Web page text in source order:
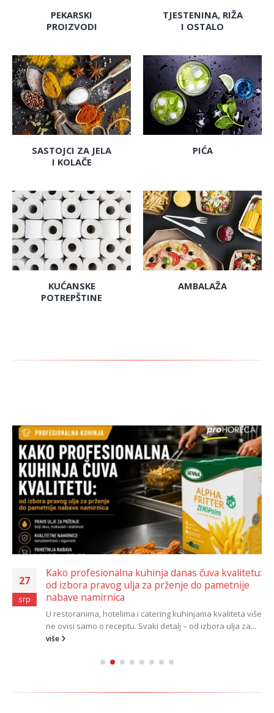
PEKARSKI
PROIZVODI
TJESTENINA, RIŽA
I OSTALO
SASTOJCI ZA JELA
I KOLAČE
PIĆA
KUĆANSKE
POTREPŠTINE
AMBALAŽA
27
srp
Kako profesionalna kuhinja danas čuva kvalitetu:
od izbora pravog ulja za prženje do pametnije
nabave namirnica
U restoranima, hotelima i catering kuhinjama kvaliteta više
ne ovisi samo o receptu. Svaki detalj – od izbora ulja za...
više